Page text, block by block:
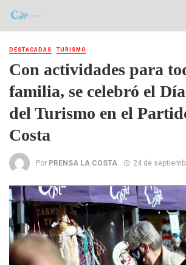
DESTACADAS TURISMO
Con actividades para
familia, se celebró el
del Turismo en el
Costa
Por PRENSA LA COSTA 24 de